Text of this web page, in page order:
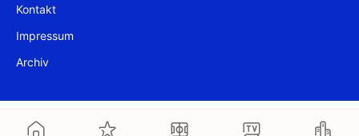
Kontakt
Impressum
Archiv